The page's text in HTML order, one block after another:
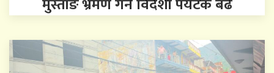
मुस्ताङ भ्रमण गर्ने विदेशी पर्यटक बढे